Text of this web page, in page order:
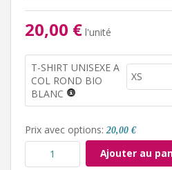
20,00 € l'unité
T-SHIRT UNISEXE A
COL ROND BIO
BLANC
Prix avec options: 20,00 €
Ajouter au